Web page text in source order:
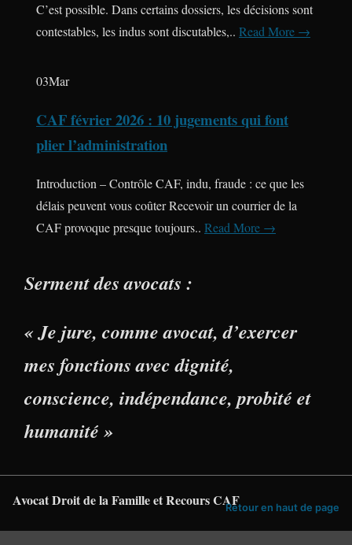
C’est possible. Dans certains dossiers, les décisions sont
contestables, les indus sont discutables,.. Read More →
03Mar
CAF février 2026 : 10 jugements qui font
plier l’administration
Introduction – Contrôle CAF, indu, fraude : ce que les
délais peuvent vous coûter Recevoir un courrier de la
CAF provoque presque toujours.. Read More →
Serment des avocats :
« Je jure, comme avocat, d’exercer
mes fonctions avec dignité,
conscience, indépendance, probité et
humanité »
Avocat Droit de la Famille et Recours CAFRetour en haut de page